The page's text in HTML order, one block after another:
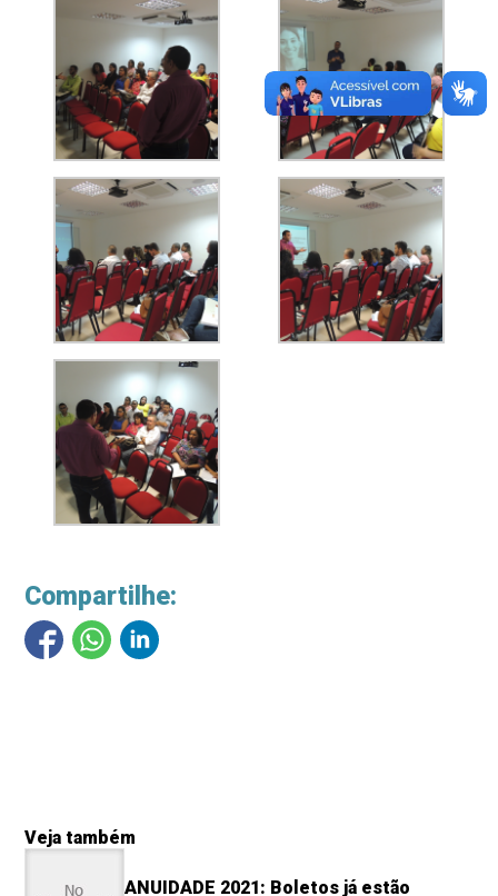
Compartilhe:
Veja também
ANUIDADE 2021: Boletos já estão